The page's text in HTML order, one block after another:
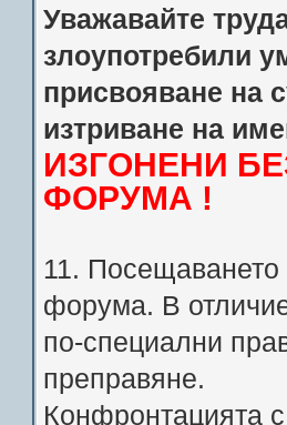
Уважавайте
злоупотребили
присвояване на
изтриване на
ИЗГОНЕНИ
ФОРУМА !
11. Посещаването
форума. В
по-специални
преправяне.
Конфронтацията